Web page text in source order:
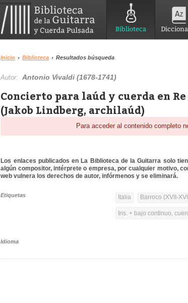
Biblioteca
Inicio › Biblioteca › Resultados búsqueda
Autor:Antonio Vivaldi (1678-1741)
Concierto para laúd y cuerda en
(Jakob Lindberg, archilaúd)
Para acceder al contenido completo
Los enlaces publicados en La Biblioteca de la Guitarra solo
algún compositor, intérprete o empresa, por cualquier motivo,
web vulnera los derechos de autor, infórmenos y se eliminará.
Etiquetas Italia Barroco (XVII-
Ins. + bajo continuo,
Idioma